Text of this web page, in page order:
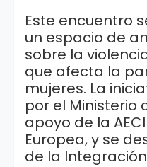
Este encuentro
un espacio de
sobre la
que afecta la
mujeres. La
por el Ministerio
apoyo de la
Europea, y se
de la